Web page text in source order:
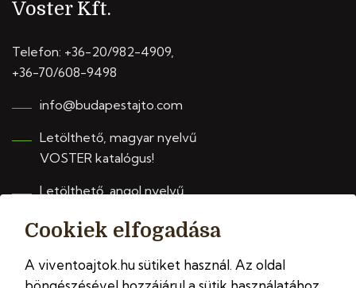
Cookiek elfogadása
A viventoajtok.hu sütiket használ. Az oldal
Voster Kft.
Telefon: +36-20/982-4909,
+36-70/608-9498
info@budapestajto.com
Letölthető, magyar nyelvű
VOSTER katalógus!
Letölthető, angol nyelvű